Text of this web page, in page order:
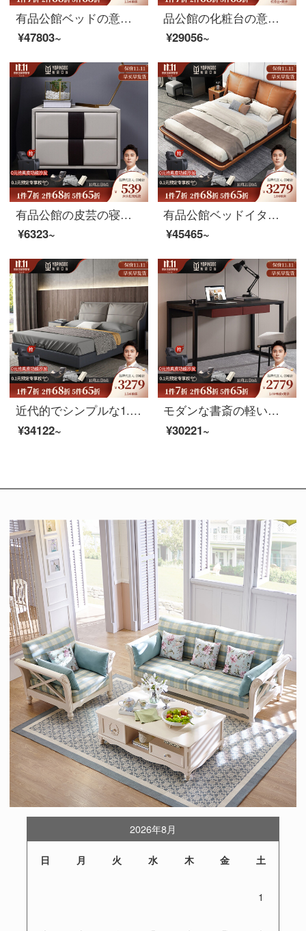
有品公館ベッドの意味式があります。真皮ベッドは現代簡単で、主な寝台は1.8メートルです。ダブルベッドは北欧の軽奢な結婚式ベッドです。
¥47803~
品公館の化粧台の意式があって、軽くて贅沢な化粧台の収納棚の一体ネットの赤いins風北欧の極簡単な現代の簡単な寝室の化粧台の1.2メートルの化粧台+腰掛け
¥29056~
有品公館の皮芸の寝具の棚の本当の木の寝棚の布芸の寝床の辺の戸棚の小足はきわめて簡単な金（53*45*40）があります。
¥6323~
有品公館ベッドイタリアの真皮ベッドがあります。北欧の頭層牛皮1.8 mの極簡単なダブルベッドです。
¥45465~
近代的でシンプルな1.8 Mのシングルベッドの結婚ベッドのストレージベッド（頭の層の牛革）シングルベッド+ベッドの頭の棚の1.8メートルの高さの箱のタイプがあります。
¥34122~
モダンな書斎の軽い贅沢なコンピュータの机の本の机と机の組み合わせの120*60*78机+椅子があります。
¥30221~
2026年8月
日 月 火 水 木 金 土
1